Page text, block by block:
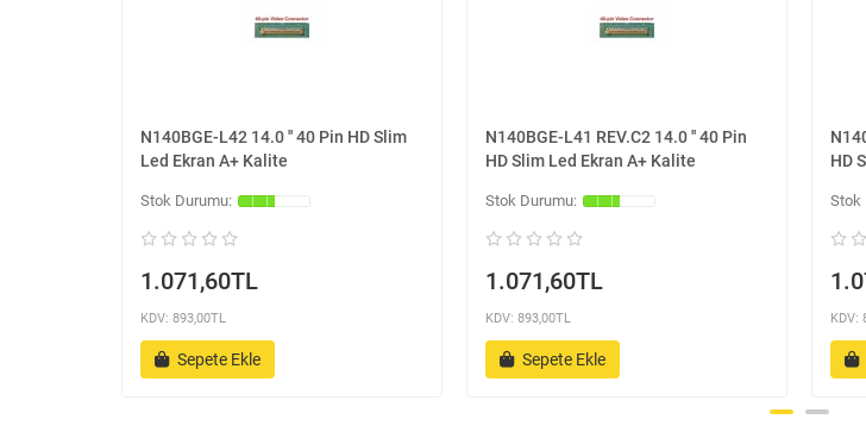
N140BGE-L42 14.0 '' 40 Pin HD Slim
Led Ekran A+ Kalite
1.071,60TL
KDV: 893,00TL
Sepete Ekle
N140BGE-L41 REV.C2 14.0 '' 40 Pin
HD Slim Led Ekran A+ Kalite
1.071,60TL
KDV: 893,00TL
Sepete Ekle
HD
KDV: